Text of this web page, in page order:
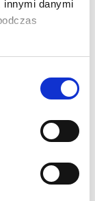
innymi danymi
i
ekspozycji
x 3500
anodowaniu